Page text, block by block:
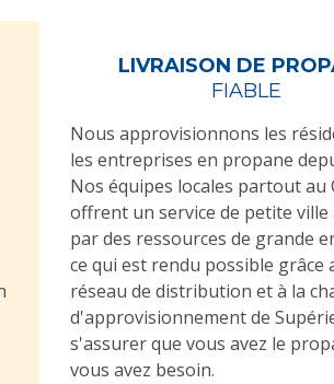
LIVRAISON DE
FIABLE
Nous approvisionnons les
les entreprises en propane
Nos équipes locales partout au
offrent un service de petite ville
par des ressources de grande
ce qui est rendu possible grâce
réseau de distribution et à la
d'approvisionnement de
s'assurer que vous avez le
vous avez besoin.